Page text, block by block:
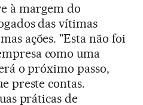
à margem do
das vítimas
ações. "Esta não foi
como uma
o próximo passo,
preste contas.
práticas de